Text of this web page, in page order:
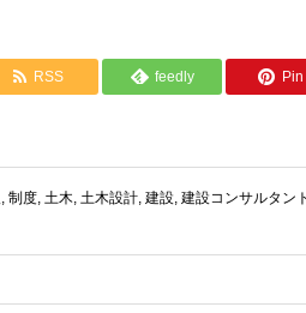
RSS feedly
, 制度, 土木, 土木設計, 建設, 建設コンサルタント